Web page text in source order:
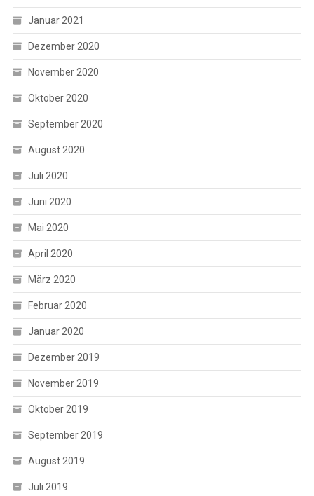
Januar 2021
Dezember 2020
November 2020
Oktober 2020
September 2020
August 2020
Juli 2020
Juni 2020
Mai 2020
April 2020
März 2020
Februar 2020
Januar 2020
Dezember 2019
November 2019
Oktober 2019
September 2019
August 2019
Juli 2019